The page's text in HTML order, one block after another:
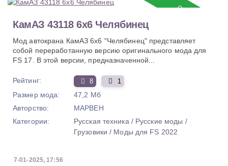
КамАЗ 43118 6x6 Челябинец
Мод автокрана КамАЗ 6x6 "Челябинец" представляет
собой переработанную версию оригинального мода для
FS 17. В этой версии, предназначенной...
Рейтинг: 8 1
Размер мода:
47,2 Мб
Авторство:
MAPBEH
Категории:
Русская техника/ Русские моды /
Грузовики / Моды для FS 2022
7-01-2025, 17:56